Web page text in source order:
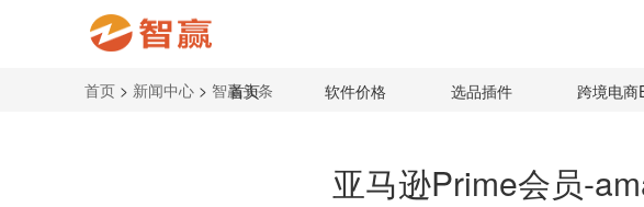
首页 软件价格 选品插件 跨境电商
首页 > 新闻中心 > 智赢头条
亚马逊Prime会员-